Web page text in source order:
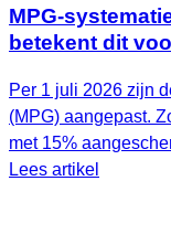
MPG-
betekent dit
Per 1 juli 2026 zijn
(MPG) aangepast.
met 15%
Lees artikel